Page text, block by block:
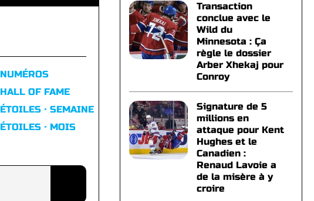
NUMÉROS
HALL OF FAME
ÉTOILES · SEMAINE
ÉTOILES · MOIS
Transaction
conclue avec le
Wild du
Minnesota : Ça
règle le dossier
Arber Xhekaj pour
Conroy
Signature de 5
millions en
attaque pour Kent
Hughes et le
Canadien :
Renaud Lavoie a
de la misère à y
croire